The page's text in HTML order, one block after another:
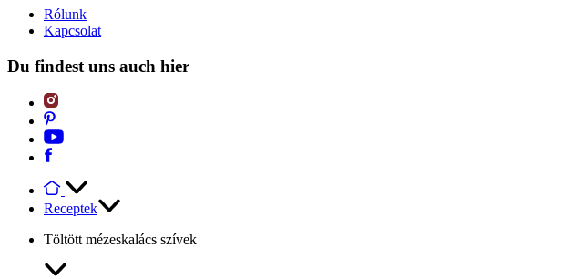
Rólunk
Kapcsolat
Du findest uns auch hier
Receptek
Töltött mézeskalács szívek